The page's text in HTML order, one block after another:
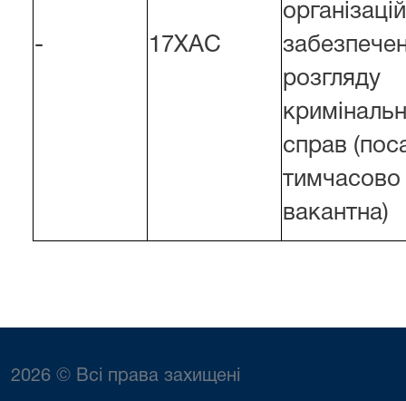
- 17ХАС
розгляду
справ
тимчасово
вакантна)
2026 © Всі права захищені